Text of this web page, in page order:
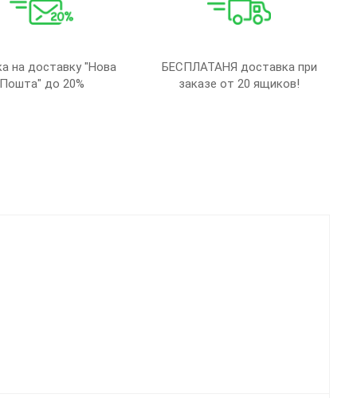
на доставку "Нова
до 20%
БЕСПЛАТАНЯ доставка при
заказе от 20 ящиков!